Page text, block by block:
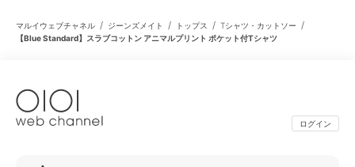
マルイウェブチャネル / ジーンズメイト / トップス / Tシャツ・カットソー /
【Blue Standard】スラブコットン アニマルプリント ポケット付Tシャツ
ログイン